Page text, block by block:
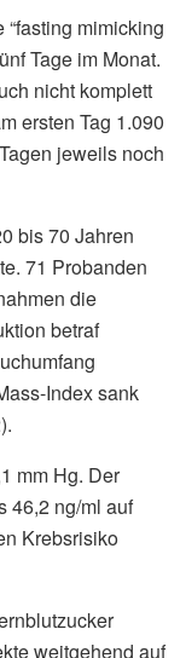
mimicking
Tage im Monat.
nicht komplett
ersten Tag 1.090
jeweils noch
bis 70 Jahren
71 Probanden
die
betraf
Index sank
mm Hg. Der
46,2 ng/ml auf
Krebsrisiko
weitgehend auf